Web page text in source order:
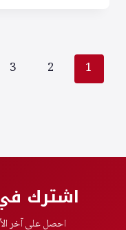
المستخدمين
تنقل
1
2
3
اشترك في
احصل على آخر